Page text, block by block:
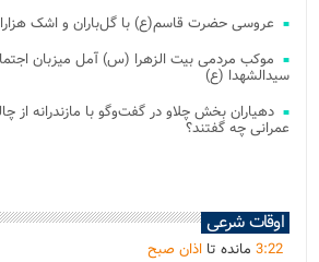
عروسی حضرت قاسم(ع) با گل‌باران و اشک
موکب مردمی بیت‌ الزهرا (س) آمل میزبان
سیدالشهدا (ع)
دهیاران بخش چلاو در گفت‌وگو با مازندرانه
عمرانی چه گفتند؟
اوقات شرعی
3:22 مانده تا اذان صبح